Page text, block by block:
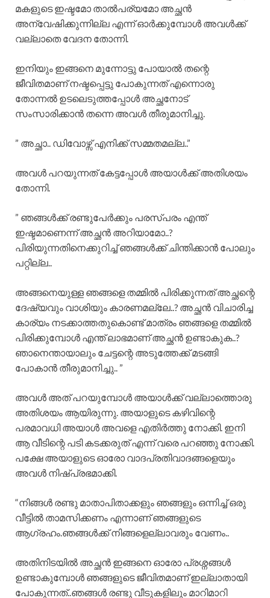
മകളുടെ ഇഷ്ടമോ താൽപര്യമോ അച്ഛൻ
അന്വേഷിക്കുന്നില്ല എന്ന് ഓർക്കുമ്പോൾ അവൾക്ക്
വല്ലാതെ വേദന തോന്നി.
ഇനിയും ഇങ്ങനെ മുന്നോട്ടു പോയാൽ തന്റെ
ജീവിതമാണ് നഷ്ടപ്പെട്ടു പോകുന്നത് എന്നൊരു
തോന്നൽ ഉടലെടുത്തപ്പോൾ അച്ഛനോട്
സംസാരിക്കാൻ തന്നെ അവൾ തീരുമാനിച്ചു.
” അച്ഛാ.. ഡിവോഴ്സ് എനിക്ക് സമ്മതമല്ല..”
അവൾ പറയുന്നത് കേട്ടപ്പോൾ അയാൾക്ക് അതിശയം
തോന്നി.
” ഞങ്ങൾക്ക് രണ്ടുപേർക്കും പരസ്പരം എന്ത്
ഇഷ്ടമാണെന്ന് അച്ഛൻ അറിയാമോ..?
പിരിയുന്നതിനെക്കുറിച്ച് ഞങ്ങൾക്ക് ചിന്തിക്കാൻ പോലും
പറ്റില്ല..
അങ്ങനെയുള്ള ഞങ്ങളെ തമ്മിൽ പിരിക്കുന്നത് അച്ഛന്റെ
ദേഷ്യവും വാശിയും കാരണമല്ലേ..? അച്ഛൻ വിചാരിച്ച
കാര്യം നടക്കാത്തതുകൊണ്ട് മാത്രം ഞങ്ങളെ തമ്മിൽ
പിരിക്കുമ്പോൾ എന്ത് ലാഭമാണ് അച്ഛൻ ഉണ്ടാകുക..?
ഞാനെന്തായാലും ചേട്ടന്റെ അടുത്തേക്ക് മടങ്ങി
പോകാൻ തീരുമാനിച്ചു.. ”
അവൾ അത് പറയുമ്പോൾ അയാൾക്ക് വല്ലാത്തൊരു
അതിശയം ആയിരുന്നു. അയാളുടെ കഴിവിന്റെ
പരമാവധി അയാൾ അവളെ എതിർത്തു നോക്കി. ഇനി
ആ വീടിന്റെ പടി കടക്കരുത് എന്ന് വരെ പറഞ്ഞു നോക്കി.
പക്ഷേ അയാളുടെ ഓരോ വാദപ്രതിവാദങ്ങളെയും
അവൾ നിഷ്പ്രഭമാക്കി.
“നിങ്ങൾ രണ്ടു മാതാപിതാക്കളും ഞങ്ങളും ഒന്നിച്ച് ഒരു
വീട്ടിൽ താമസിക്കണം എന്നാണ് ഞങ്ങളുടെ
ആഗ്രഹം.ഞങ്ങൾക്ക് നിങ്ങളെല്ലാവരും വേണം..
അതിനിടയിൽ അച്ഛൻ ഇങ്ങനെ ഓരോ പ്രശ്നങ്ങൾ
ഉണ്ടാകുമ്പോൾ ഞങ്ങളുടെ ജീവിതമാണ് ഇല്ലാതായി
പോകുന്നത്..ഞങ്ങൾ രണ്ടു വീടുകളിലും മാറിമാറി